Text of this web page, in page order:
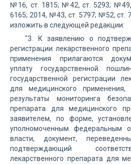
№16, ст. 1815; №42, ст. 5293;
6165; 2014, №43, ст. 5797; №52, ст.
изложить в следующей редакции:
"3. К заявлению о
регистрации лекарственного
применения прилагаются
уплату государственной
государственной регистрации
для медицинского
результаты мониторинга
препарата для медицинского
заявителем, по форме,
уполномоченным федеральным
власти, документ,
подтверждающий
лекарственного препарата для